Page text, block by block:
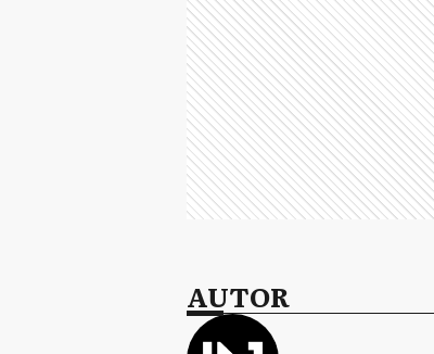
AUTOR